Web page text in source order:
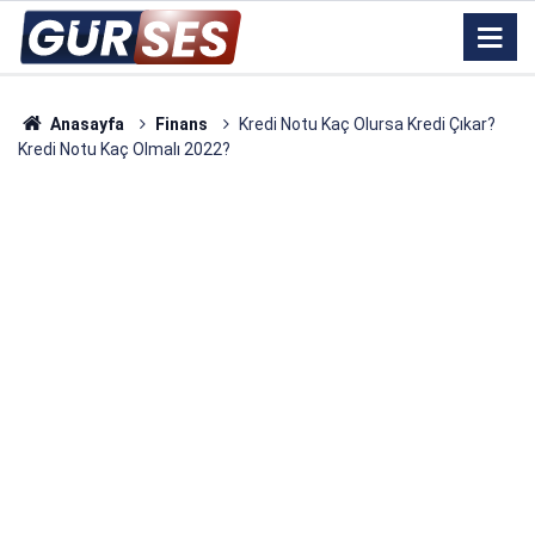
Anasayfa Finans
Kredi Notu Kaç Olursa Kredi Çıkar?
Kredi Notu Kaç Olmalı 2022?